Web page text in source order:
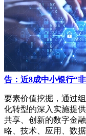
告：近8成中小银行“
要素价值挖掘，通过
化转型的深入实施提
共享、创新的数字金
略、技术、应用、数